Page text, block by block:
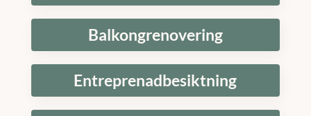
Balkongrenovering
Entreprenadbesiktning